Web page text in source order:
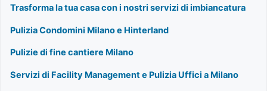
Trasforma la tua casa con i nostri servizi di imbiancatura
Pulizia Condomini Milano e Hinterland
Pulizie di fine cantiere Milano
Servizi di Facility Management e Pulizia Uffici a Milano